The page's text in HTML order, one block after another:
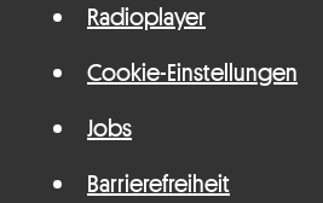
Radioplayer
Cookie-Einstellungen
Jobs
Barrierefreiheit